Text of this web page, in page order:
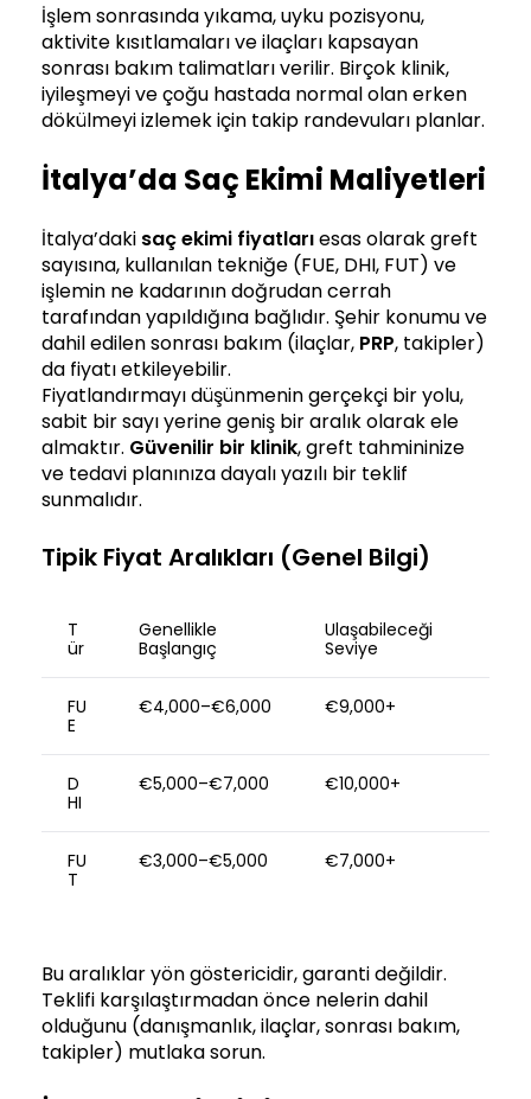
İşlem sonrasında yıkama, uyku pozisyonu,
aktivite kısıtlamaları ve ilaçları kapsayan
sonrası bakım talimatları verilir. Birçok klinik,
iyileşmeyi ve çoğu hastada normal olan erken
dökülmeyi izlemek için takip randevuları planlar.
İtalya’da Saç Ekimi Maliyetleri
İtalya’daki saç ekimi fiyatlarıesas olarak greft
sayısına, kullanılan tekniğe (FUE, DHI, FUT) ve
işlemin ne kadarının doğrudan cerrah
tarafından yapıldığına bağlıdır. Şehir konumu ve
dahil edilen sonrası bakım (ilaçlar, PRP, takipler)
da fiyatı etkileyebilir.
Fiyatlandırmayı düşünmenin gerçekçi bir yolu,
sabit bir sayı yerine geniş bir aralık olarak ele
almaktır. Güvenilir bir klinik, greft tahmininize
ve tedavi planınıza dayalı yazılı bir teklif
sunmalıdır.
Tipik Fiyat Aralıkları (Genel Bilgi)
T
ür
Genellikle
Başlangıç
Ulaşabileceği
Seviye
FU
E
€4,000–€6,000 €9,000+
D
HI
€5,000–€7,000 €10,000+
FU
T
€3,000–€5,000 €7,000+
Bu aralıklar yön göstericidir, garanti değildir.
Teklifi karşılaştırmadan önce nelerin dahil
olduğunu (danışmanlık, ilaçlar, sonrası bakım,
takipler) mutlaka sorun.